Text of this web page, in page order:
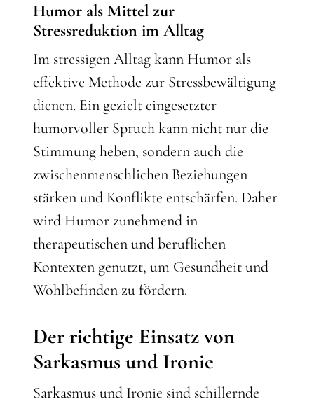
Humor als Mittel zur
Stressreduktion im Alltag
Im stressigen Alltag kann Humor als
effektive Methode zur Stressbewältigung
dienen. Ein gezielt eingesetzter
humorvoller Spruch kann nicht nur die
Stimmung heben, sondern auch die
zwischenmenschlichen Beziehungen
stärken und Konflikte entschärfen. Daher
wird Humor zunehmend in
therapeutischen und beruflichen
Kontexten genutzt, um Gesundheit und
Wohlbefinden zu fördern.
Der richtige Einsatz von
Sarkasmus und Ironie
Sarkasmus und Ironie sind schillernde